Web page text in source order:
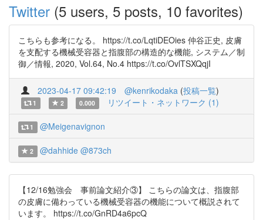
Twitter (5 users, 5 posts, 10 favorites)
こちらも参考になる。 https://t.co/LqtiDEOies 仲谷正史, 皮膚
を支配する機械受容器と指腹部の構造的な機能, システム／制
御／情報, 2020, Vol.64, No.4 https://t.co/OvlTSXQqjI
2023-04-17 09:42:19 @kenrikodaka (投稿一覧)
1 2 0.000 リツイート・ネットワーク (1)
1 @Meigenavignon
2 @dahhide @873ch
【12/16勉強会 事前論文紹介③】 こちらの論文は、指腹部
の皮膚に備わっている機械受容器の機能について概説されて
います。 https://t.co/GnRD4a6pcQ